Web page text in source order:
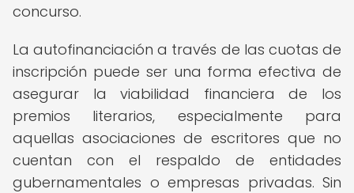
concurso.
La autofinanciación a través de las cuotas de
inscripción puede ser una forma efectiva de
asegurar la viabilidad financiera de los
premios literarios, especialmente para
aquellas asociaciones de escritores que no
cuentan con el respaldo de entidades
gubernamentales o empresas privadas. Sin